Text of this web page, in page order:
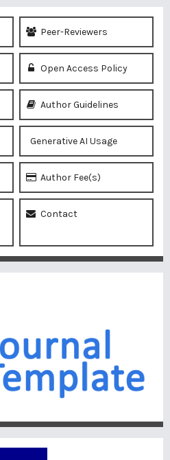
Peer-Reviewers
Open Access Policy
Author Guidelines
Generative AI Usage
Author Fee(s)
Contact